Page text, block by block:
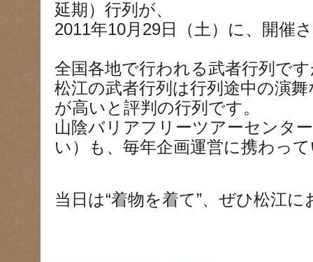
延期）行列が、
2011年10月29日（土）に、開催
全国各地で行われる武者行列で
松江の武者行列は行列途中の演
が高いと評判の行列です。
山陰バリアフリーツアーセンタ
い）も、毎年企画運営に携わっ
当日は“着物を着て”、ぜひ松江